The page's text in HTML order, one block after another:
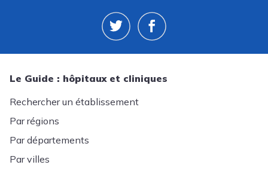
Le Guide : hôpitaux et cliniques
Rechercher un établissement
Par régions
Par départements
Par villes